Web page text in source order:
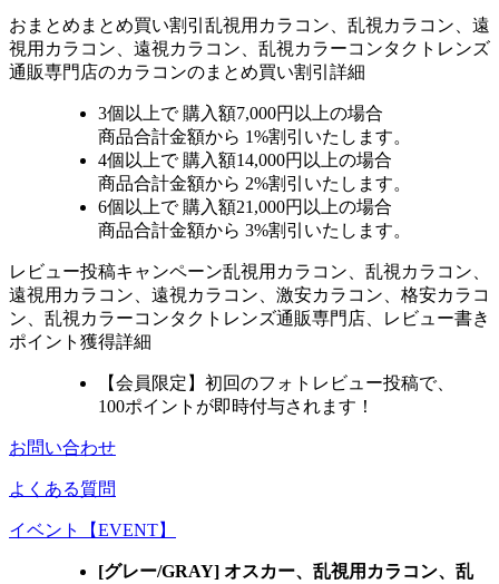
おまとめ まとめ買い割引 乱視用カラコン、乱視カラコン、遠
視用カラコン、遠視カラコン、乱視カラーコンタクトレンズ
通販専門店のカラコンのまとめ買い割引詳細
3個 以上で 購入額7,000円以上の場合
商品合計金額から 1%割引いたします。
4個 以上で 購入額14,000円以上の場合
商品合計金額から 2%割引いたします。
6個 以上で 購入額21,000円以上の場合
商品合計金額から 3%割引いたします。
レビュー投稿キャンペーン乱視用カラコン、乱視カラコン、
遠視用カラコン、遠視カラコン、激安カラコン、格安カラコ
ン、乱視カラーコンタクトレンズ通販専門店、レビュー書き
ポイント獲得詳細
【会員限定】初回のフォトレビュー投稿で、
100ポイント が即時付与されます！
お問い合わせ
よくある質問
イベント【EVENT】
[グレー/GRAY] オスカー、乱視用カラコン、乱